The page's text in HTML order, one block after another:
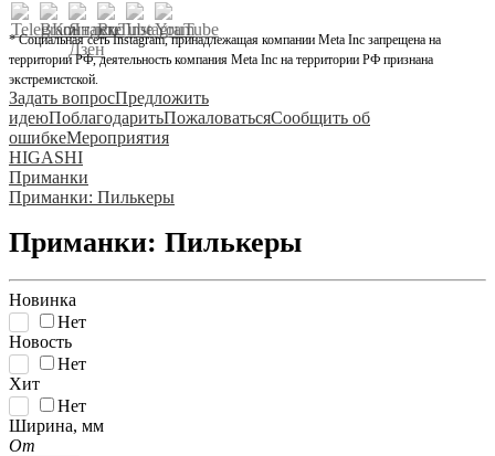
* Социальная сеть Instagram, принадлежащая компании Meta Inc запрещена на
территории РФ, деятельность компания Meta Inc на территории РФ признана
экстремистской.
Задать вопросПредложить
идеюПоблагодаритьПожаловатьсяСообщить об
ошибкеМероприятия
HIGASHI
Приманки
Приманки: Пилькеры
Приманки: Пилькеры
Новинка
Нет
Новость
Нет
Хит
Нет
Ширина, мм
От